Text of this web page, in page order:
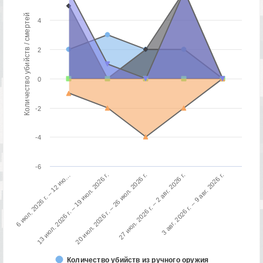
Количество убийств / смертей
Количество убийств из ручного оружия
6 июл. 2026 г. – 12 ию…
13 июл. 2026 г. – 19 июл. 2026 г.20 июл. 2026 г. – 26 июл. 2026 г.27 июл. 2026 г. – 2 авг. 2026 г.3 авг. 2026 г. – 9 авг. 2026 г.
-6
-4
-2
0
2
4